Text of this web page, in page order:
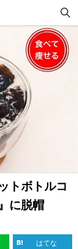
トボトルコ
に脱帽
はてな